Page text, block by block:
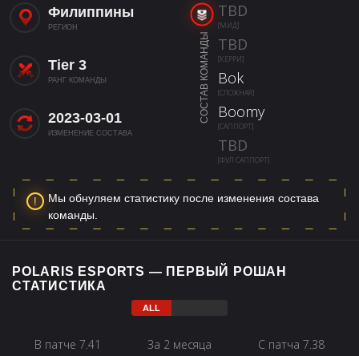
Филиппины
РЕГИОН
Tier 3
РАНГ КОМАНДЫ
2023-03-01
ИЗМЕНЕНИЕ СОСТАВА
СОСТАВ КОМАНДЫ
TBD
[МИД]
TBD
[КЕРРИ]
Bok
[СЛОЖНАЯ]
Boomy
[САППОРТ]
TBD
[ФУЛ САППОРТ]
Мы обнуляем статистику после изменения состава
команды.
POLARIS ESPORTS — ПЕРВЫЙ РОШАН
СТАТИСТИКА
В патче 7.41 За 2 месяца С патча 7.38